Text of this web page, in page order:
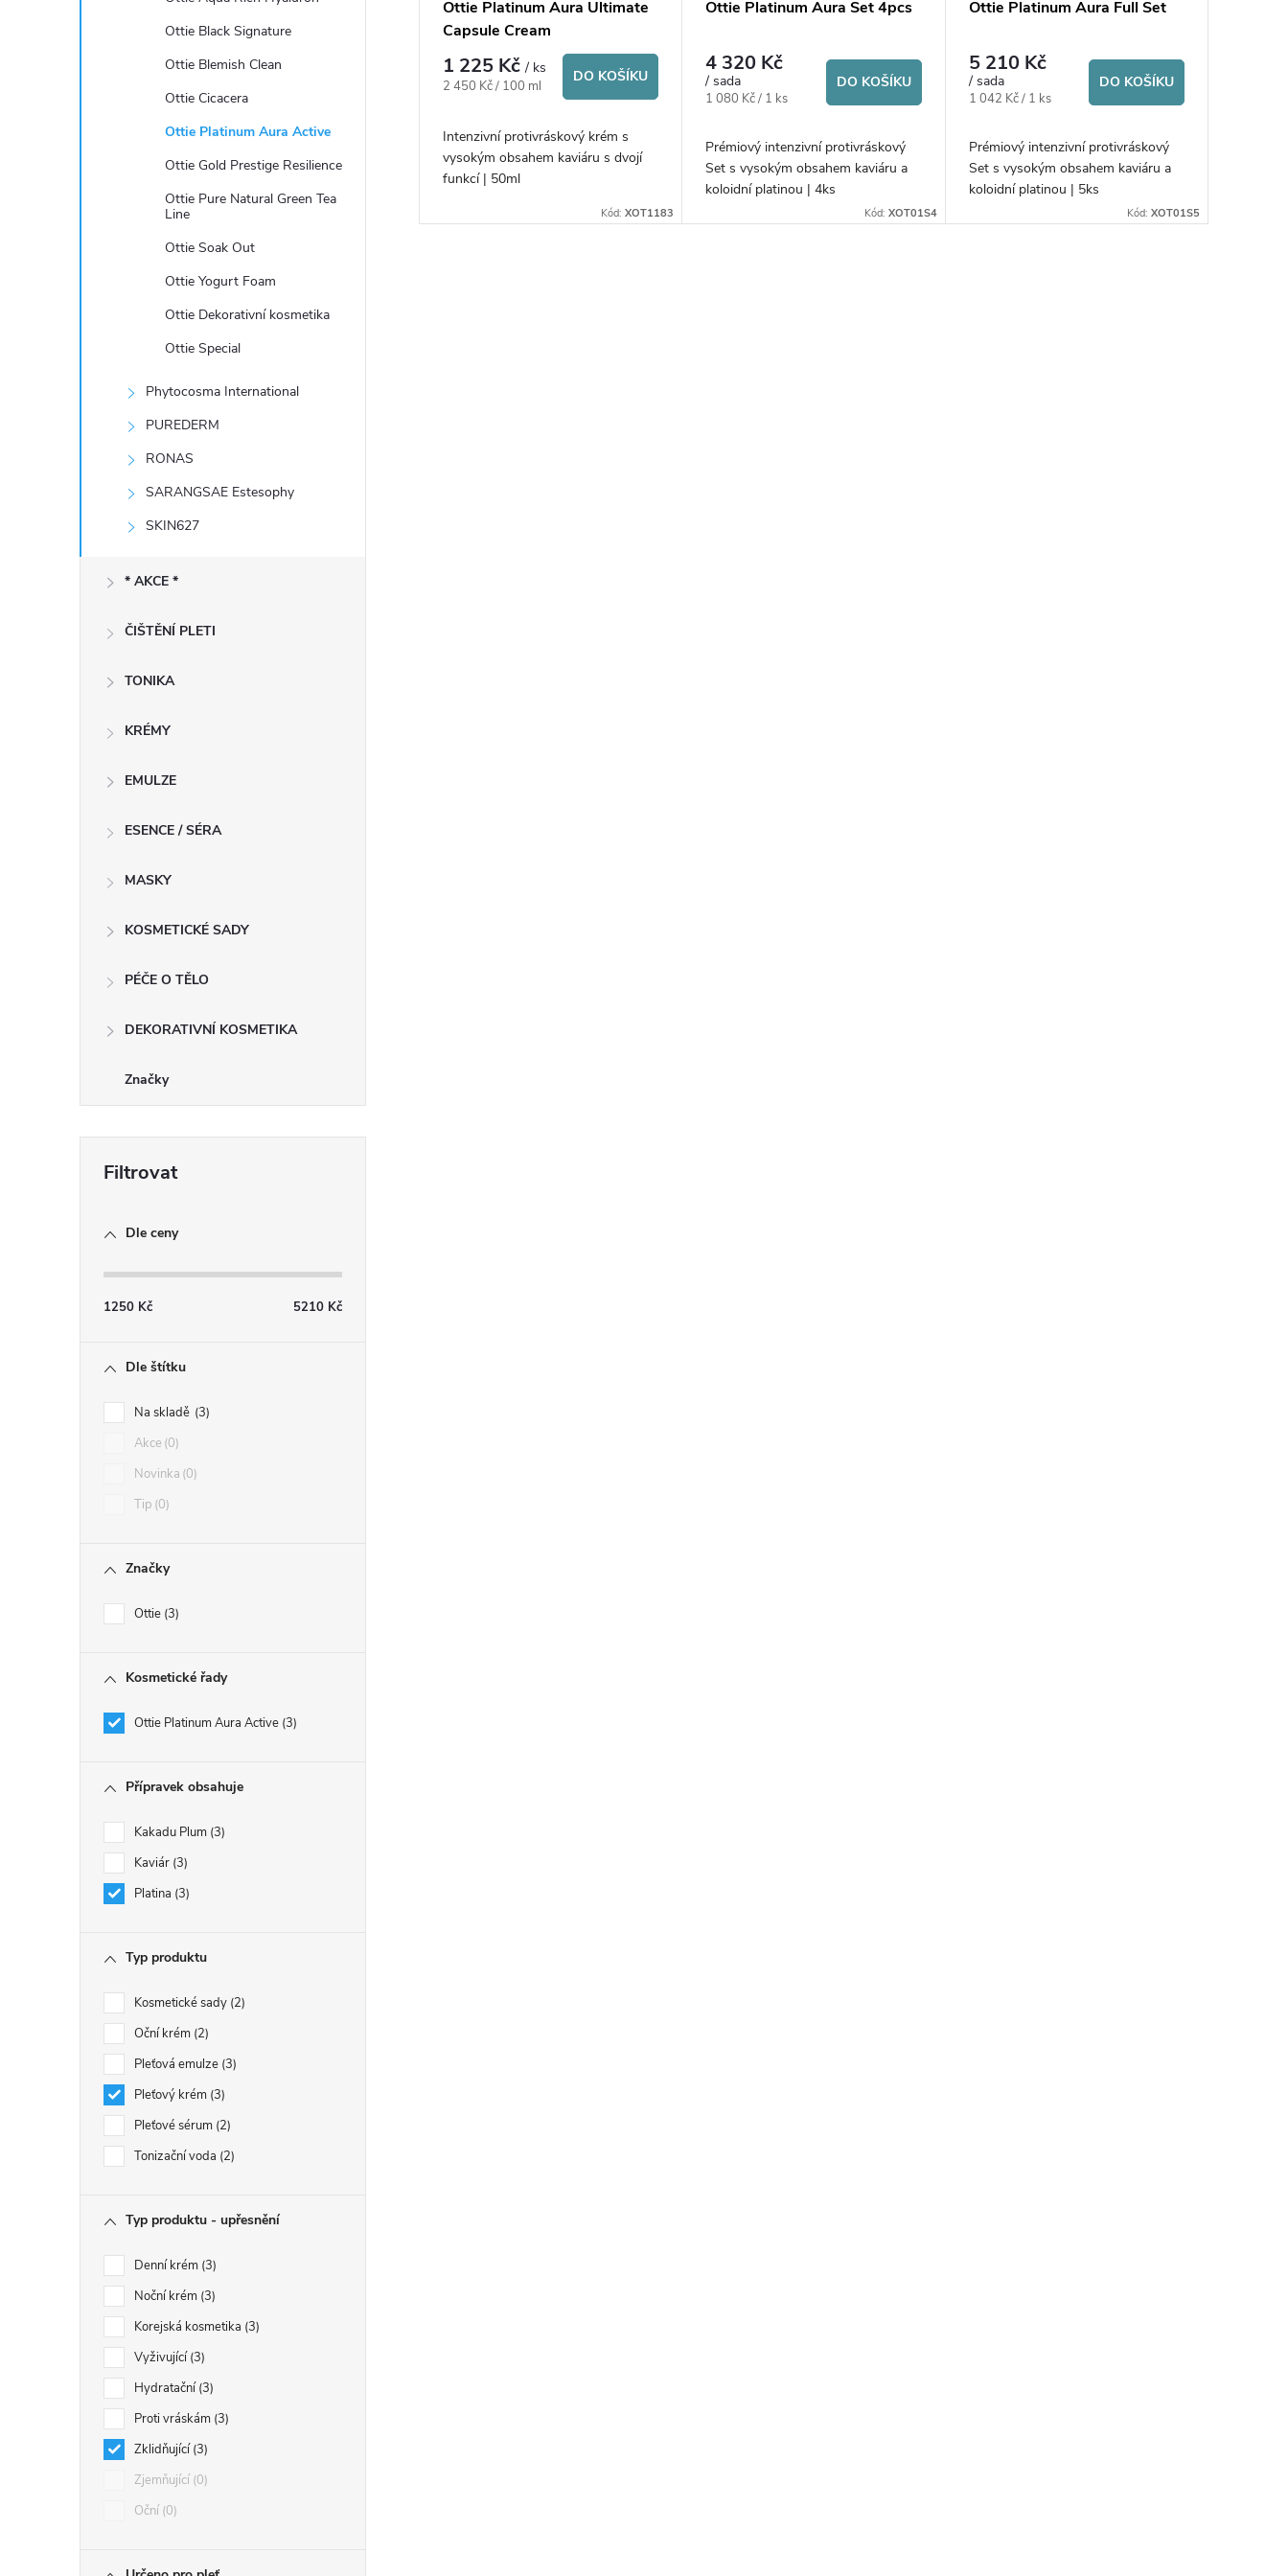
Ottie Black Signature
Ottie Blemish Clean
Ottie Cicacera
Ottie Platinum Aura Active
Ottie Gold Prestige Resilience
Ottie Pure Natural Green Tea
Line
Ottie Soak Out
Ottie Yogurt Foam
Ottie Dekorativní kosmetika
Ottie Special
Phytocosma International
PUREDERM
RONAS
SARANGSAE Estesophy
SKIN627
* AKCE *
ČIŠTĚNÍ PLETI
TONIKA
KRÉMY
EMULZE
ESENCE / SÉRA
MASKY
KOSMETICKÉ SADY
PÉČE O TĚLO
DEKORATIVNÍ KOSMETIKA
Značky
Dle ceny
1250 Kč 5210 Kč
Dle štítku
Na skladě 3
Akce 0
Novinka 0
Tip 0
Značky
Ottie 3
Kosmetické řady
Ottie Platinum Aura Active 3
Přípravek obsahuje
Kakadu Plum 3
Kaviár 3
Platina 3
Typ produktu
Kosmetické sady 2
Oční krém 2
Pleťová emulze 3
Pleťový krém 3
Pleťové sérum 2
Tonizační voda 2
Typ produktu - upřesnění
Denní krém 3
Noční krém 3
Korejská kosmetika 3
Vyživující 3
Hydratační 3
Proti vráskám 3
Zklidňující 3
Zjemňující 0
Oční 0
t
Ottie Platinum Aura Ultimate
Capsule Cream
1 225 Kč/ ks
Měrná
2 450 Kč / 100 ml
DO KOŠÍKU
Intenzivní protivráskový krém s
vysokým obsahem kaviáru s dvojí
funkcí | 50ml
Kód:XOT1183
Ottie Platinum Aura Set 4pcs
4 320 Kč
/ sada
Měrná
1 080 Kč / 1 ks
DO KOŠÍKU
Prémiový intenzivní protivráskový
Set s vysokým obsahem kaviáru a
koloidní platinou | 4ks
Kód: XOT01S4
Ottie Platinum Aura Full Set
5 210 Kč
/ sada
Měrná
1 042 Kč / 1 ks
DO KOŠÍKU
Prémiový intenzivní protivráskový
Set s vysokým obsahem kaviáru a
koloidní platinou | 5ks
Kód: XOT01S5